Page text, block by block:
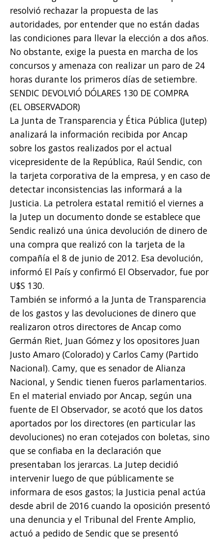
resolvió rechazar la propuesta de las
autoridades, por entender que no están dadas
las condiciones para llevar la elección a dos años.
No obstante, exige la puesta en marcha de los
concursos y amenaza con realizar un paro de 24
horas durante los primeros días de setiembre.
SENDIC DEVOLVIÓ DÓLARES 130 DE COMPRA
(EL OBSERVADOR)
La Junta de Transparencia y Ética Pública (Jutep)
analizará la información recibida por Ancap
sobre los gastos realizados por el actual
vicepresidente de la República, Raúl Sendic, con
la tarjeta corporativa de la empresa, y en caso de
detectar inconsistencias las informará a la
Justicia. La petrolera estatal remitió el viernes a
la Jutep un documento donde se establece que
Sendic realizó una única devolución de dinero de
una compra que realizó con la tarjeta de la
compañía el 8 de junio de 2012. Esa devolución,
informó El País y confirmó El Observador, fue por
U$S 130.
También se informó a la Junta de Transparencia
de los gastos y las devoluciones de dinero que
realizaron otros directores de Ancap como
Germán Riet, Juan Gómez y los opositores Juan
Justo Amaro (Colorado) y Carlos Camy (Partido
Nacional). Camy, que es senador de Alianza
Nacional, y Sendic tienen fueros parlamentarios.
En el material enviado por Ancap, según una
fuente de El Observador, se acotó que los datos
aportados por los directores (en particular las
devoluciones) no eran cotejados con boletas, sino
que se confiaba en la declaración que
presentaban los jerarcas. La Jutep decidió
intervenir luego de que públicamente se
informara de esos gastos; la Justicia penal actúa
desde abril de 2016 cuando la oposición presentó
una denuncia y el Tribunal del Frente Amplio,
actuó a pedido de Sendic que se presentó